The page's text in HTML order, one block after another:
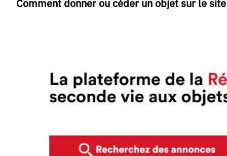
Comment donner ou céder un objet sur le